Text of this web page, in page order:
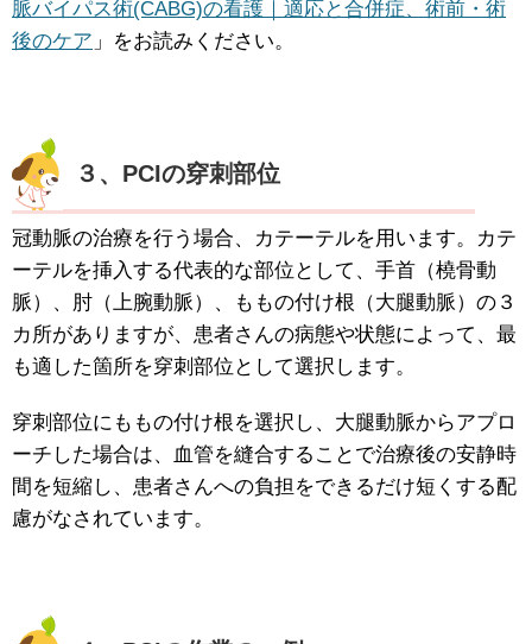
脈バイパス術(CABG)の看護｜適応と合併症、術前・術
後のケア 」をお読みください。
３、PCIの穿刺部位
冠動脈の治療を行う場合、カテーテルを用います。カテ
ーテルを挿入する代表的な部位として、手首（橈骨動
脈）、肘（上腕動脈）、ももの付け根（大腿動脈）の３
カ所がありますが、患者さんの病態や状態によって、最
も適した箇所を穿刺部位として選択します。
穿刺部位にももの付け根を選択し、大腿動脈からアプロ
ーチした場合は、血管を縫合することで治療後の安静時
間を短縮し、患者さんへの負担をできるだけ短くする配
慮がなされています。